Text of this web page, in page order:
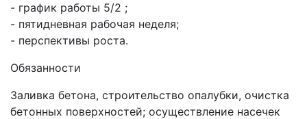
- график работы 5/2 ;
- пятидневная рабочая неделя;
- перспективы роста.
Обязанности
Заливка бетона, строительство опалубки, очистка
бетонных поверхностей; осуществление насечек